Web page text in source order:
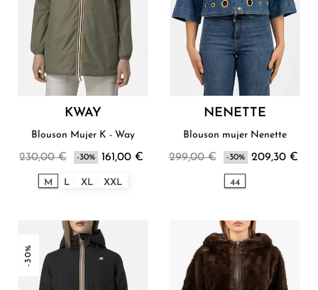
KWAY
Blouson Mujer K - Way
230,00 € -30% 161,00 €
M L XL XXL
NENETTE
Blouson mujer Nenette
299,00 € -30% 209,30 €
44
-30%